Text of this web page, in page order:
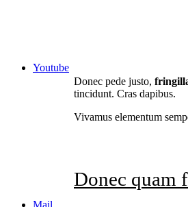
Youtube
Mail
Donec pede justo,
tincidunt. Cras dapibus.
Vivamus elementum
Donec quam